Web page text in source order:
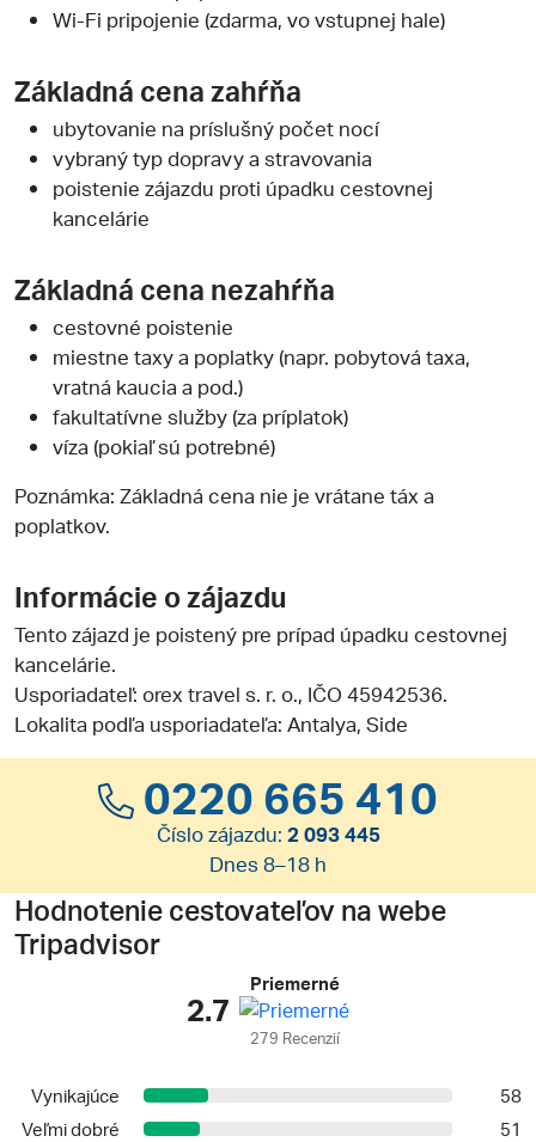
Wi-Fi pripojenie (zdarma, vo vstupnej hale)
Základná cena zahŕňa
ubytovanie na príslušný počet nocí
vybraný typ dopravy a stravovania
poistenie zájazdu proti úpadku cestovnej
kancelárie
Základná cena nezahŕňa
cestovné poistenie
miestne taxy a poplatky (napr. pobytová taxa,
vratná kaucia a pod.)
fakultatívne služby (za príplatok)
víza (pokiaľ sú potrebné)
Poznámka: Základná cena nie je vrátane táx a
poplatkov.
Informácie o zájazdu
Tento zájazd je poistený pre prípad úpadku cestovnej
kancelárie.
Usporiadateľ: orex travel s. r. o., IČO 45942536.
Lokalita podľa usporiadateľa: Antalya, Side
0220 665 410
Číslo zájazdu: 2 093 445
Dnes 8–18 h
Hodnotenie cestovateľov na webe
Tripadvisor
2.7
Priemerné
279 Recenzií
Vynikajúce
58
Veľmi dobré
51